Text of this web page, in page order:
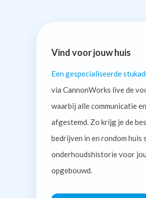
Vind voor jouw huis
Een gespecialiseerde
via CannonWorks live de
waarbij alle communicatie
afgestemd. Zo krijg je de
bedrijven in en rondom huis
onderhoudshistorie voor
opgebouwd.